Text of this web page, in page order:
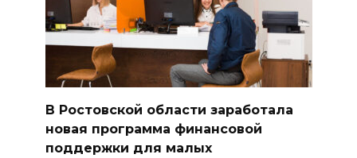
В Ростовской области заработала
новая программа финансовой
поддержки для малых